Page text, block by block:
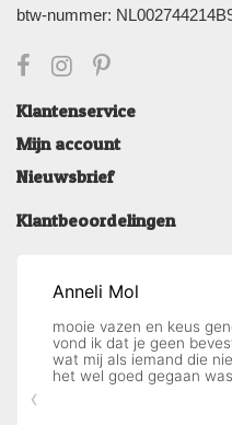
btw-nummer:
Klantenservice
Mijn account
Nieuwsbrief
Klantbeoordelingen